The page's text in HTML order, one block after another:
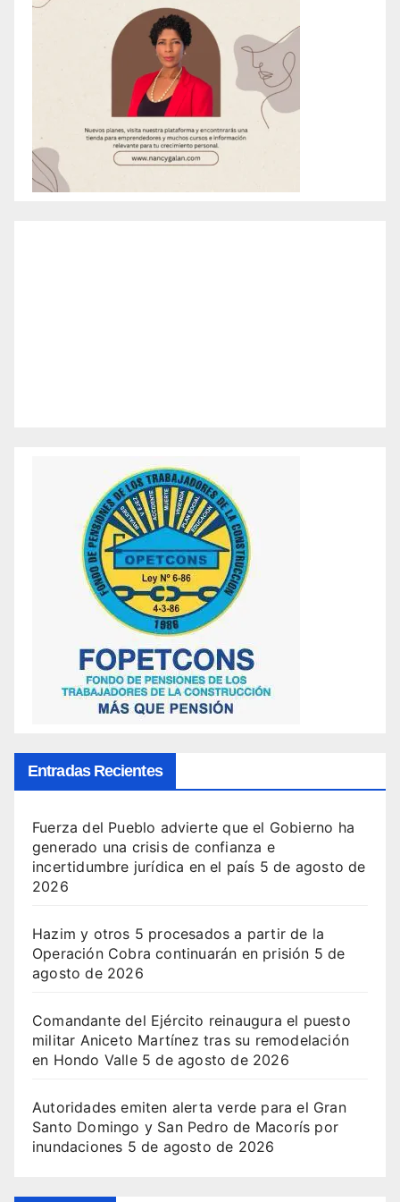
Entradas Recientes
Fuerza del Pueblo advierte que el Gobierno ha
generado una crisis de confianza e
incertidumbre jurídica en el país 5 de agosto de
2026
Hazim y otros 5 procesados a partir de la
Operación Cobra continuarán en prisión 5 de
agosto de 2026
Comandante del Ejército reinaugura el puesto
militar Aniceto Martínez tras su remodelación
en Hondo Valle 5 de agosto de 2026
Autoridades emiten alerta verde para el Gran
Santo Domingo y San Pedro de Macorís por
inundaciones 5 de agosto de 2026